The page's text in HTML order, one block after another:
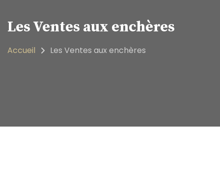
Les Ventes aux enchères
Accueil Les Ventes aux enchères